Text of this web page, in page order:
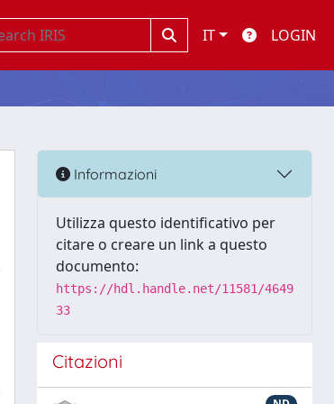
IT LOGIN
Informazioni
Utilizza questo identificativo per
citare o creare un link a questo
documento:
https://hdl.handle.net/11581/4649
33
Citazioni